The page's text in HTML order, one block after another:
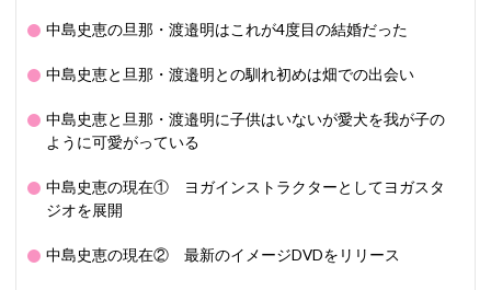
中島史恵の旦那・渡邉明はこれが4度目の結婚だった
中島史恵と旦那・渡邉明との馴れ初めは畑での出会い
中島史恵と旦那・渡邉明に子供はいないが愛犬を我が子の
ように可愛がっている
中島史恵の現在① ヨガインストラクターとしてヨガスタ
ジオを展開
中島史恵の現在② 最新のイメージDVDをリリース